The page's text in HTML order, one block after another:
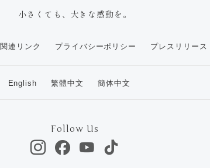
小さくても、大きな感動を。
関連リンク プライバシーポリシー プレスリリース
English 繁體中文 簡体中文
Follow Us